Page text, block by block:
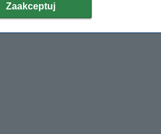
Zaakceptuj